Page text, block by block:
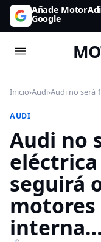
Añade
Google
Inicio›Audi›Audi no será
AUDI
Audi no
eléctrica
seguirá
interna…